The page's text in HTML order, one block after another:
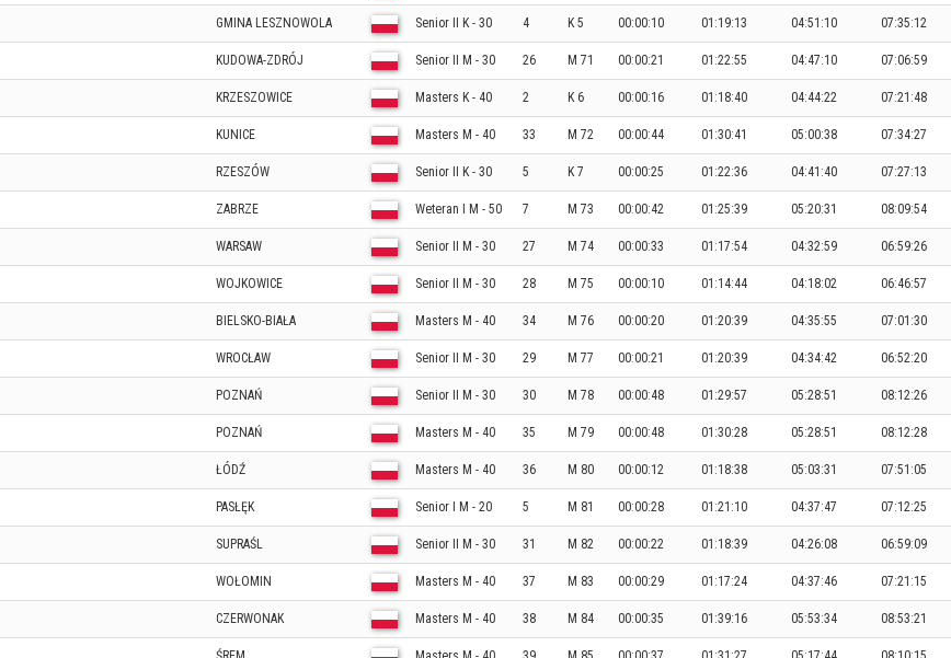
GMINA LESZNOWOLA Senior II K - 30 4 K 5 00:00:10 01:19:13 04:51:10 07:35:12
KUDOWA-ZDRÓJ Senior II M - 30 26 M 71 00:00:21 01:22:55 04:47:10 07:06:59
KRZESZOWICE Masters K - 40 2 K 6 00:00:16 01:18:40 04:44:22 07:21:48
KUNICE Masters M - 40 33 M 72 00:00:44 01:30:41 05:00:38 07:34:27
RZESZÓW Senior II K - 30 5 K 7 00:00:25 01:22:36 04:41:40 07:27:13
ZABRZE Weteran I M - 50 7 M 73 00:00:42 01:25:39 05:20:31 08:09:54
WARSAW Senior II M - 30 27 M 74 00:00:33 01:17:54 04:32:59 06:59:26
WOJKOWICE Senior II M - 30 28 M 75 00:00:10 01:14:44 04:18:02 06:46:57
BIELSKO-BIAŁA Masters M - 40 34 M 76 00:00:20 01:20:39 04:35:55 07:01:30
WROCŁAW Senior II M - 30 29 M 77 00:00:21 01:20:39 04:34:42 06:52:20
POZNAŃ Senior II M - 30 30 M 78 00:00:48 01:29:57 05:28:51 08:12:26
POZNAŃ Masters M - 40 35 M 79 00:00:48 01:30:28 05:28:51 08:12:28
ŁÓDŹ Masters M - 40 36 M 80 00:00:12 01:18:38 05:03:31 07:51:05
PASŁĘK Senior I M - 20 5 M 81 00:00:28 01:21:10 04:37:47 07:12:25
SUPRAŚL Senior II M - 30 31 M 82 00:00:22 01:18:39 04:26:08 06:59:09
WOŁOMIN Masters M - 40 37 M 83 00:00:29 01:17:24 04:37:46 07:21:15
CZERWONAK Masters M - 40 38 M 84 00:00:35 01:39:16 05:53:34 08:53:21